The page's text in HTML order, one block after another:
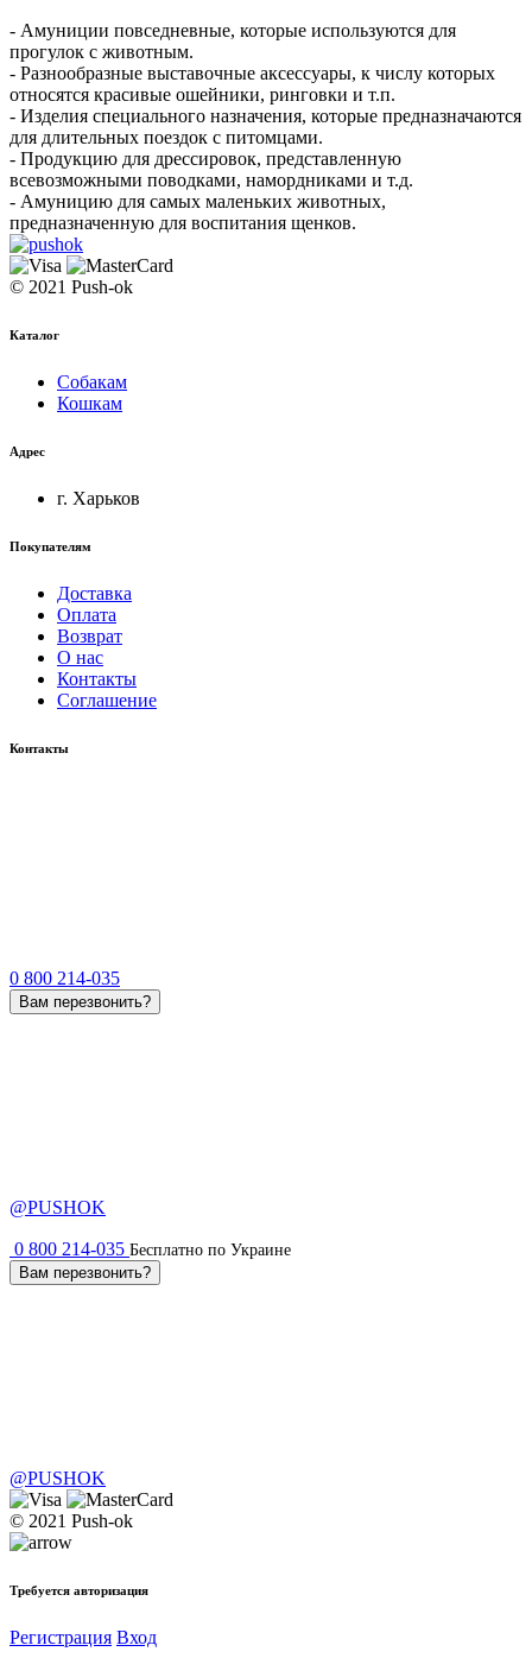
- Амуниции повседневные, которые используются для
прогулок с животным.
- Разнообразные выставочные аксессуары, к числу которых
относятся красивые ошейники, ринговки и т.п.
- Изделия специального назначения, которые предназначаются
для длительных поездок с питомцами.
- Продукцию для дрессировок, представленную
всевозможными поводками, намордниками и т.д.
- Амуницию для самых маленьких животных,
предназначенную для воспитания щенков.
© 2021 Push-ok
Каталог
Собакам
Кошкам
Адрес
г. Харьков
Покупателям
Доставка
Оплата
Возврат
О нас
Контакты
Соглашение
Контакты
0 800 214-035
Вам перезвонить?
@PUSHOK
0 800 214-035 Бесплатно по Украине
Вам перезвонить?
@PUSHOK
© 2021 Push-ok
Требуется авторизация
Регистрация Вход